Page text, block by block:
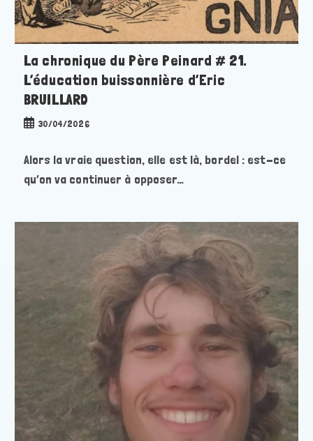
La chronique du Père Peinard # 21.
L’éducation buissonnière d’Eric
BRUILLARD
Publication
30/04/2026
Alors la vraie question, elle est là, bordel : est-ce
qu’on va continuer à opposer…